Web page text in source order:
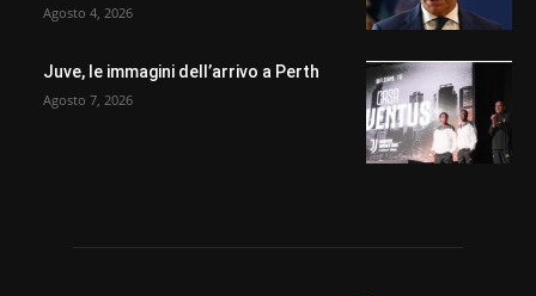
Agosto 4, 2026
Juve, le immagini dell’arrivo a Perth
Agosto 7, 2026